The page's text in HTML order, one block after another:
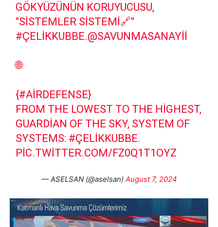
GÖKYÜZÜNÜN KORUYUCUSU,
"SISTEMLER SISTEMI🔗"
#ÇELİKKUBBE.@SAVUNMASANAYII
🌐
{#AIRDEFENSE}
FROM THE LOWEST TO THE HIGHEST,
GUARDIAN OF THE SKY, SYSTEM OF
SYSTEMS: #ÇELİKKUBBE.
PIC.TWITTER.COM/FZ0Q1T1OYZ
— ASELSAN (@aselsan) August 7, 2024